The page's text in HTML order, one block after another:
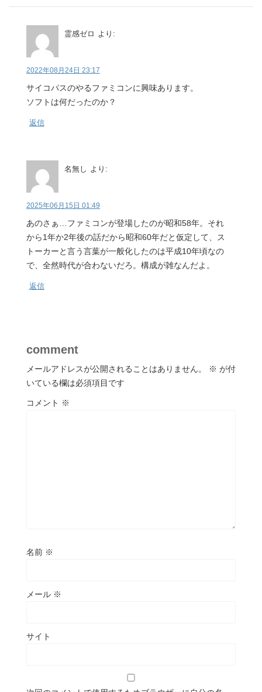
霊感ゼロ より:
2022年08月24日 23:17
サイコパスのやるファミコンに興味あります。
ソフトは何だったのか？
返信
名無し より:
2025年06月15日 01:49
あのさぁ…ファミコンが登場したのが昭和58年。それ
から1年か2年後の話だから昭和60年だと仮定して、ス
トーカーと言う言葉が一般化したのは平成10年頃なの
で、全然時代が合わないだろ。構成が雑なんだよ。
返信
comment
メールアドレスが公開されることはありません。 ※ が付
いている欄は必須項目です
コメント ※
名前 ※
メール ※
サイト